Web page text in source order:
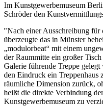
Im Kunstgewerbemuseum
Schröder den
"Nach einer Ausschreibung für
überzeugte das in Münster
„modulorbeat“ mit einem
der Raummitte ein großer
Galerie führende Treppe
den Eindruck ein Treppenhaus
räumliche Dimension zurück,
heißt die direkte Verbindung
Kunstgewerbemuseum zu